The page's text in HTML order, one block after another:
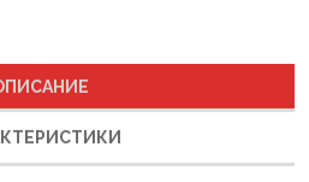
Luxury с запахом Oriental